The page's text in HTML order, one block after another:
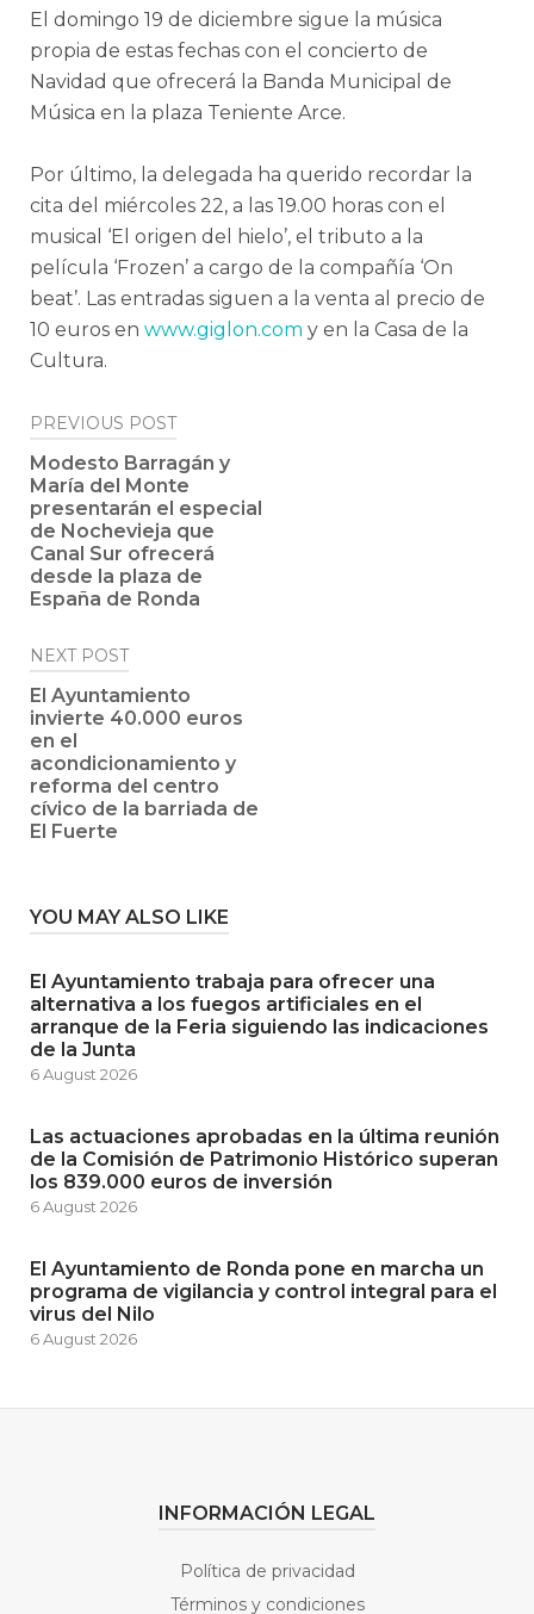
El domingo 19 de diciembre sigue la música
propia de estas fechas con el concierto de
Navidad que ofrecerá la Banda Municipal de
Música en la plaza Teniente Arce.
Por último, la delegada ha querido recordar la
cita del miércoles 22, a las 19.00 horas con el
musical ‘El origen del hielo’, el tributo a la
película ‘Frozen’ a cargo de la compañía ‘On
beat’. Las entradas siguen a la venta al precio de
10 euros en www.giglon.com y en la Casa de la
Cultura.
Post
navigation
PREVIOUS POST
Modesto Barragán y
María del Monte
presentarán el especial
de Nochevieja que
Canal Sur ofrecerá
desde la plaza de
España de Ronda
NEXT POST
El Ayuntamiento
invierte 40.000 euros
en el
acondicionamiento y
reforma del centro
cívico de la barriada de
El Fuerte
YOU MAY ALSO LIKE
El Ayuntamiento trabaja para ofrecer una
alternativa a los fuegos artificiales en el
arranque de la Feria siguiendo las indicaciones
de la Junta
6 August 2026
Las actuaciones aprobadas en la última reunión
de la Comisión de Patrimonio Histórico superan
los 839.000 euros de inversión
6 August 2026
El Ayuntamiento de Ronda pone en marcha un
programa de vigilancia y control integral para el
virus del Nilo
6 August 2026
INFORMACIÓN LEGAL
Política de privacidad
Términos y condiciones